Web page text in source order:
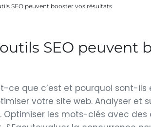
SEO peuvent booster vos résultats
SEO peuvent
ce que c’est et pourquoi sont-ils
votre site web. Analyser et
Optimiser les mots-clés avec